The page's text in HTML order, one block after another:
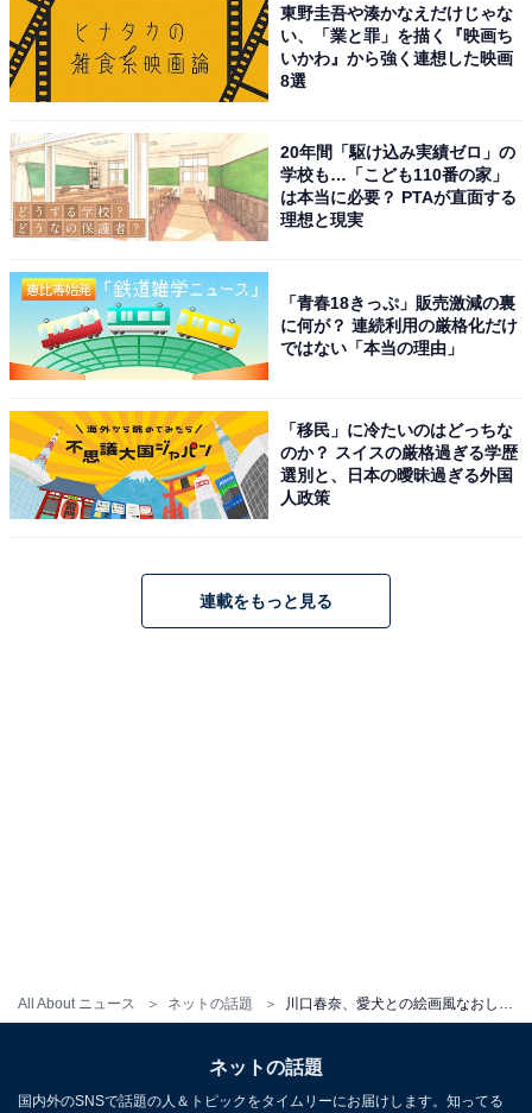
All About ニュース ネットの話題
東野圭吾や湊かなえだけじゃな
い、「業と罪」を描く『映画ち
いかわ』から強く連想した映画
8選
20年間「駆け込み実績ゼロ」の
学校も…「こども110番の家」
は本当に必要？ PTAが直面する
理想と現実
「青春18きっぷ」販売激減の裏
に何が？ 連続利用の厳格化だけ
ではない「本当の理由」
「移民」に冷たいのはどっちな
のか？ スイスの厳格過ぎる学歴
選別と、日本の曖昧過ぎる外国
人政策
連載をもっと見る
ネットの話題
国内外のSNSで話題の人＆トピックをタイムリーにお届けします。知ってる